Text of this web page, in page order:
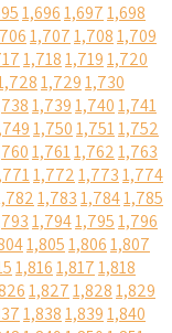
1,6961,6971,698
1,7071,7081,709
1,7181,7191,720
1,7291,730
1,7391,7401,741
1,7501,7511,752
1,7611,7621,763
1,7721,7731,774
1,7831,7841,785
1,7941,7951,796
1,8051,8061,807
1,8161,8171,818
1,8271,8281,829
1,8381,8391,840